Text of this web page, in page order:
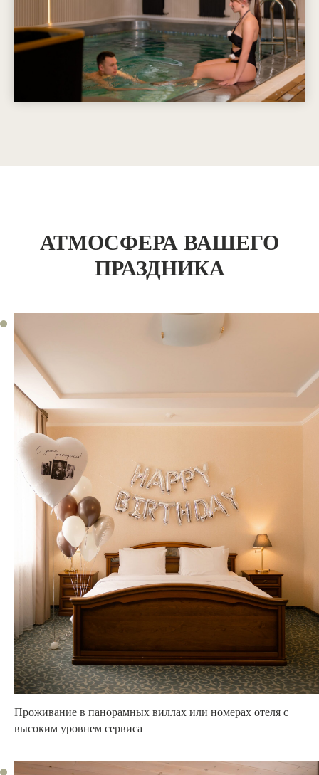
АТМОСФЕРА ВАШЕГО
ПРАЗДНИКА
Проживание в панорамных виллах или номерах отеля с
высоким уровнем сервиса